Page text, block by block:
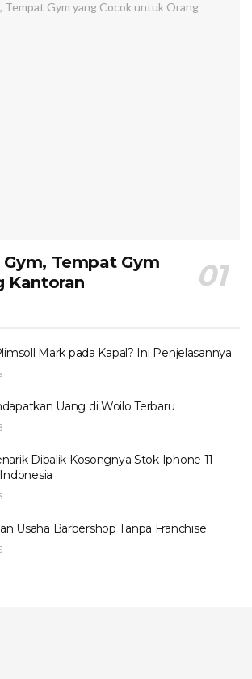
Gym, Tempat Gym
Kantoran
Mark pada Kapal? Ini Penjelasannya
Uang di Woilo Terbaru
Dibalik Kosongnya Stok Iphone 11
Usaha Barbershop Tanpa Franchise